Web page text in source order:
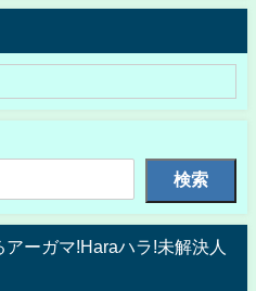
検索
ーガマ!Haraハラ!未解決人